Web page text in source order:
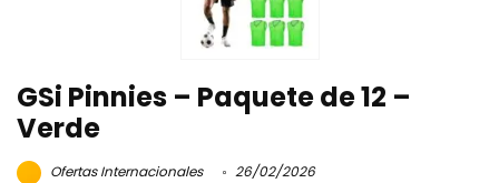
GSi Pinnies – Paquete de 12 –
Verde
Ofertas Internacionales 26/02/2026